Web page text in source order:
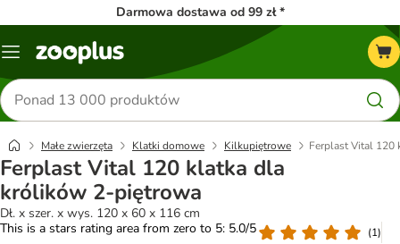
Darmowa dostawa od 99 zł *
Menu
Szukaj
produktów
Małe zwierzęta Klatki domowe Kilkupiętrowe Ferplast Vital
Ferplast Vital 120 klatka dla
królików 2-piętrowa
Dł. x szer. x wys. 120 x 60 x 116 cm
This is a stars rating area from zero to 5: 5.0/5
(1)